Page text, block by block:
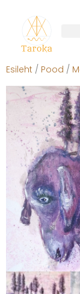
Esileht / Pood /